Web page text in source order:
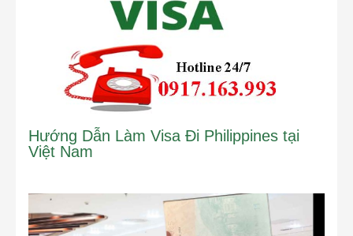
Hướng Dẫn Làm Visa Đi Philippines tại
Việt Nam